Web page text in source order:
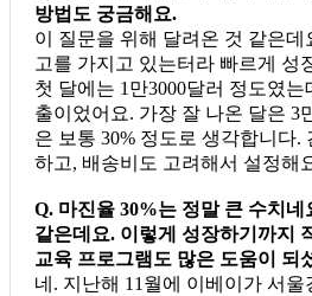
방법도 궁금해요.
이 질문을 위해 달려온 것 같은데
고를 가지고 있는터라 빠르게 성
첫 달에는 1만3000달러 정도였는
출이었어요. 가장 잘 나온 달은 3
은 보통 30% 정도로 생각합니다.
하고, 배송비도 고려해서 설정해
Q. 마진율 30%는 정말 큰 수치
같은데요. 이렇게 성장하기까지
교육 프로그램도 많은 도움이 되
네. 지난해 11월에 이베이가 서